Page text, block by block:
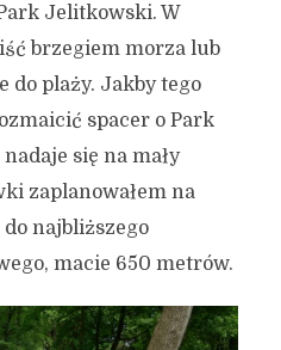
Jelitkowski. W
brzegiem morza lub
do plaży. Jakby tego
spacer o Park
się na mały
zaplanowałem na
najbliższego
macie 650 metrów.